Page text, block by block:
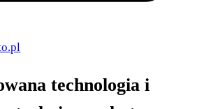
technologia i